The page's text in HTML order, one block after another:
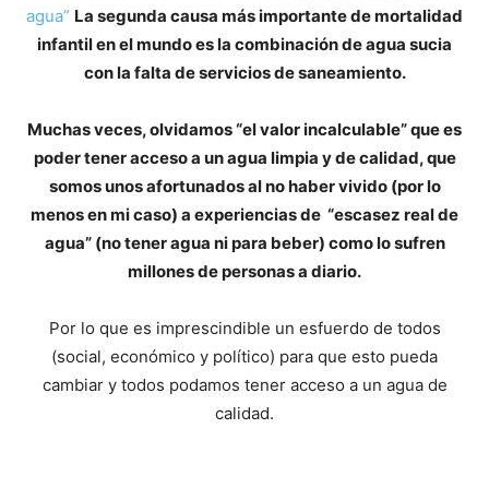
agua” La segunda causa más importante de mortalidad
infantil en el mundo es la combinación de agua sucia
con la falta de servicios de saneamiento.
Muchas veces, olvidamos “el valor incalculable” que es
poder tener acceso a un agua limpia y de calidad, que
somos unos afortunados al no haber vivido (por lo
menos en mi caso) a experiencias de “escasez real de
agua” (no tener agua ni para beber) como lo sufren
millones de personas a diario.
Por lo que es imprescindible un esfuerdo de todos
(social, económico y político) para que esto pueda
cambiar y todos podamos tener acceso a un agua de
calidad.